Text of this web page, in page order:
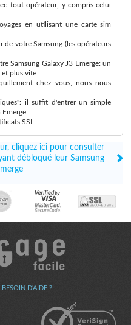
tout opérateur, y compris celui
en utilisant une carte sim
votre Samsung (les opérateurs
Samsung Galaxy J3 Emerge: un
et plus vite
chez vous, nous nous
il suffit d'entrer un simple
SSL
cliquez ici pour consulter
débloqué leur Samsung
D'AIDE ?